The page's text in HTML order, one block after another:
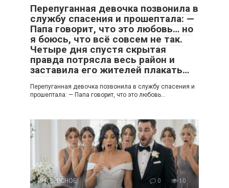
Перепуганная девочка позвонила в
службу спасения и прошептала: —
Папа говорит, что это любовь… но
я боюсь, что всё совсем не так.
Четыре дня спустя скрытая
правда потрясла весь район и
заставила его жителей плакать…
Перепуганная девочка позвонила в службу спасения и
прошептала: — Папа говорит, что это любовь…
ИНТЕРЕСНОЕ 0 10